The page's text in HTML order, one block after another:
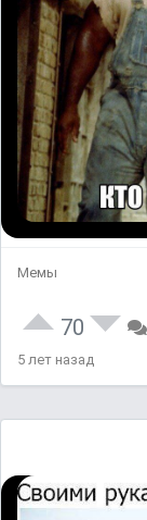
Мемы
70
5 лет назад